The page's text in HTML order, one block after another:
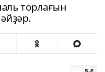
торлағын